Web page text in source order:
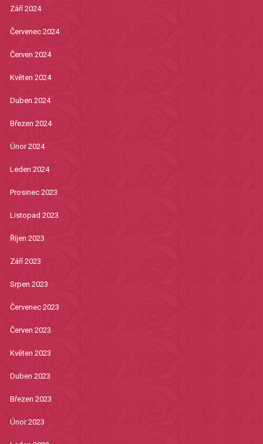
Září 2024
Červenec 2024
Červen 2024
Květen 2024
Duben 2024
Březen 2024
Únor 2024
Leden 2024
Prosinec 2023
Listopad 2023
Říjen 2023
Září 2023
Srpen 2023
Červenec 2023
Červen 2023
Květen 2023
Duben 2023
Březen 2023
Únor 2023